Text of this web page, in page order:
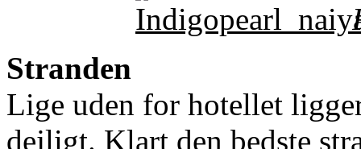
Stranden
Lige uden for hotellet
dejligt. Klart den bedste